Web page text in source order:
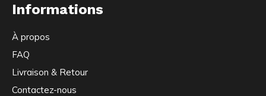
Informations
À propos
FAQ
Livraison & Retour
Contactez-nous